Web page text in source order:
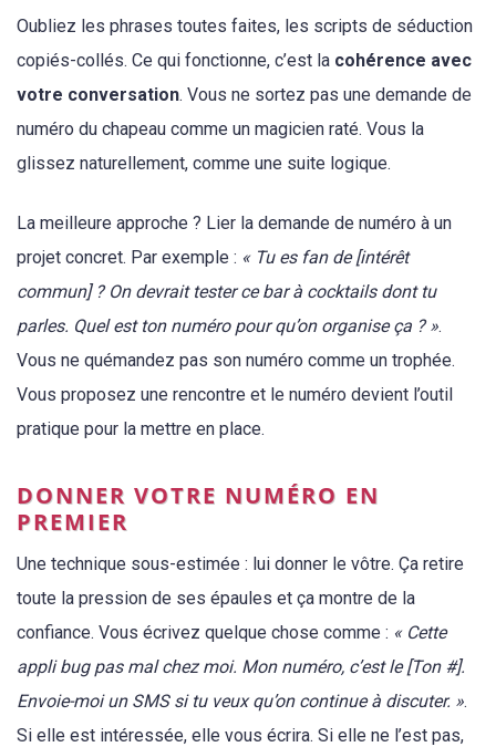
Oubliez les phrases toutes faites, les scripts de séduction
copiés-collés. Ce qui fonctionne, c’est la cohérence avec
votre conversation. Vous ne sortez pas une demande de
numéro du chapeau comme un magicien raté. Vous la
glissez naturellement, comme une suite logique.
La meilleure approche ? Lier la demande de numéro à un
projet concret. Par exemple : « Tu es fan de [intérêt
commun] ? On devrait tester ce bar à cocktails dont tu
parles. Quel est ton numéro pour qu’on organise ça ? ».
Vous ne quémandez pas son numéro comme un trophée.
Vous proposez une rencontre et le numéro devient l’outil
pratique pour la mettre en place.
DONNER VOTRE NUMÉRO EN
PREMIER
Une technique sous-estimée : lui donner le vôtre. Ça retire
toute la pression de ses épaules et ça montre de la
confiance. Vous écrivez quelque chose comme : « Cette
appli bug pas mal chez moi. Mon numéro, c’est le [Ton #].
Envoie-moi un SMS si tu veux qu’on continue à discuter. ».
Si elle est intéressée, elle vous écrira. Si elle ne l’est pas,